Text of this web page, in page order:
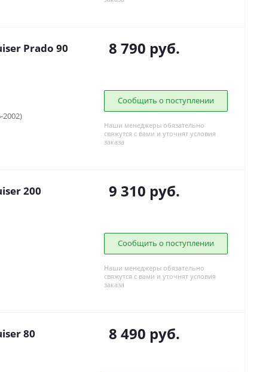
Prado 90
2002)
8 790 руб.
Сообщить о поступлении
Наши менеджеры обязательно
свяжутся с вами и уточнят условия
заказа
200 9 310 руб.
Сообщить о поступлении
Наши менеджеры обязательно
свяжутся с вами и уточнят условия
заказа
80 8 490 руб.